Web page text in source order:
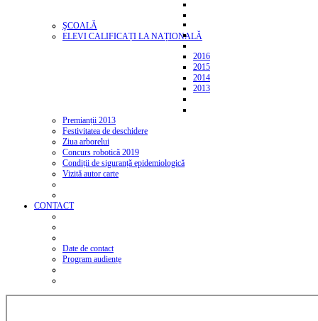
ŞCOALĂ
ELEVI CALIFICAȚI LA NAȚIONALĂ
2016
2015
2014
2013
Premianții 2013
Festivitatea de deschidere
Ziua arborelui
Concurs robotică 2019
Condiții de siguranță epidemiologică
Vizită autor carte
CONTACT
Date de contact
Program audiențe